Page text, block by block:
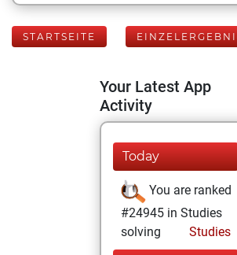
STARTSEITE
Your Latest App
Activity
Today
You are ranked
#24945 in Studies
solving
Studies